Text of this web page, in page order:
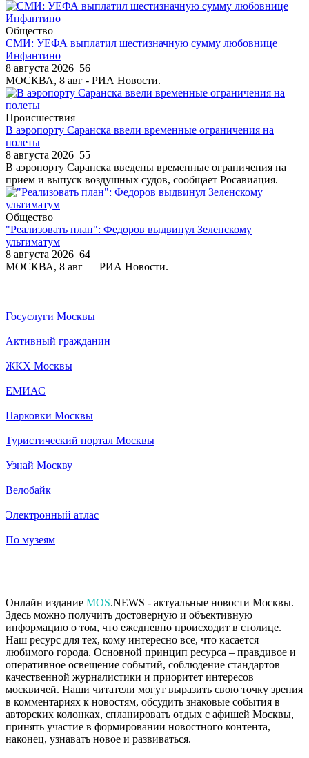
Общество
СМИ: УЕФА выплатил шестизначную сумму любовнице
Инфантино
8 августа 2026 56
МОСКВА, 8 авг - РИА Новости.
Происшествия
В аэропорту Саранска ввели временные ограничения на
полеты
8 августа 2026 55
В аэропорту Саранска введены временные ограничения на
прием и выпуск воздушных судов, сообщает Росавиация.
Общество
"Реализовать план": Федоров выдвинул Зеленскому
ультиматум
8 августа 2026 64
МОСКВА, 8 авг — РИА Новости.
Госуслуги Москвы
Активный гражданин
ЖКХ Москвы
ЕМИАС
Парковки Москвы
Туристический портал Москвы
Узнай Москву
Велобайк
Электронный атлас
По музеям
Онлайн издание MOS.NEWS - актуальные новости Москвы.
Здесь можно получить достоверную и объективную
информацию о том, что ежедневно происходит в столице.
Наш ресурс для тех, кому интересно все, что касается
любимого города. Основной принцип ресурса – правдивое и
оперативное освещение событий, соблюдение стандартов
качественной журналистики и приоритет интересов
москвичей. Наши читатели могут выразить свою точку зрения
в комментариях к новостям, обсудить знаковые события в
авторских колонках, спланировать отдых с афишей Москвы,
принять участие в формировании новостного контента,
наконец, узнавать новое и развиваться.